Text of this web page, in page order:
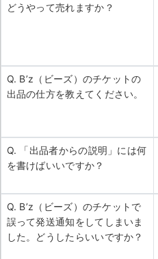
どうやって売れますか？
Q. B’z（ビーズ）のチケットの
出品の仕方を教えてください。
Q. 「出品者からの説明」には何
を書けばいいですか？
Q. B’z（ビーズ）のチケットで
誤って発送通知をしてしまいま
した。どうしたらいいですか？